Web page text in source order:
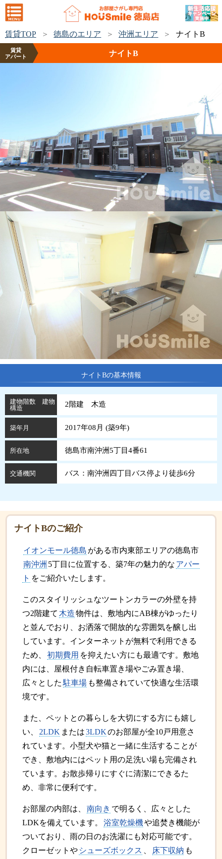
賃貸TOP 徳島のエリア 沖洲エリア ナイトB
賃貸
アパート
ナイトB
ナイトBの基本情報
建物階数 建物
構造
2階建 木造
築年月 2017年08月 (築9年)
所在地 徳島市南沖洲5丁目4番61
交通機関 バス：南沖洲四丁目バス停より徒歩6分
ナイトBのご紹介
イオンモール徳島 がある市内東部エリアの徳島市
南沖洲 5丁目に位置する、築7年の魅力的な アパー
ト をご紹介いたします。
このスタイリッシュなツートンカラーの外壁を持
つ2階建て 木造物件は、敷地内にAB棟がゆったり
と並んでおり、お洒落で開放的な雰囲気を醸し出
しています。インターネットが無料で利用できる
ため、
初期費用 を抑えたい方にも最適です。敷地
内には、屋根付き自転車置き場やごみ置き場、
広々とした 駐車場 も整備されていて快適な生活環
境です。
また、ペットとの暮らしを大切にする方にも嬉し
い、
2LDK または3LDKのお部屋が全10戸用意さ
れています。小型犬や猫と一緒に生活することが
でき、敷地内にはペット用の足洗い場も完備され
ています。お散歩帰りにすぐに清潔にできるた
め、非常に便利です。
お部屋の内部は、 南向き で明るく、広々とした
LDKを備えています。
浴室乾燥機や追焚き機能が
ついており、雨の日のお洗濯にも対応可能です。
クローゼットや シューズボックス 床下収納 も